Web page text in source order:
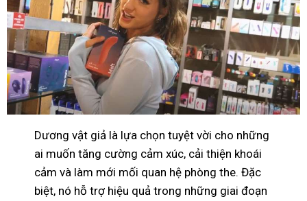
Dương vật giả là lựa chọn tuyệt vời cho những
ai muốn tăng cường cảm xúc, cải thiện khoái
cảm và làm mới mối quan hệ phòng the. Đặc
biệt, nó hỗ trợ hiệu quả trong những giai đoạn